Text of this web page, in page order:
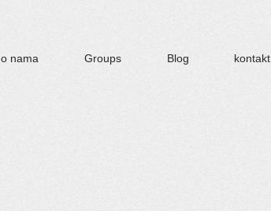
o nama Groups Blog kontakt